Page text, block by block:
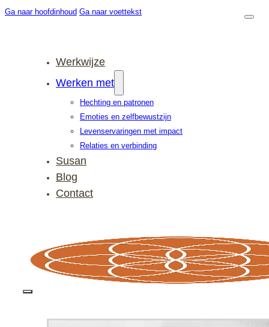
Ga naar hoofdinhoud Ga naar voettekst
Werkwijze
Werken met
Hechting en patronen
Emoties en zelfbewustzijn
Levenservaringen met impact
Relaties en verbinding
Susan
Blog
Contact